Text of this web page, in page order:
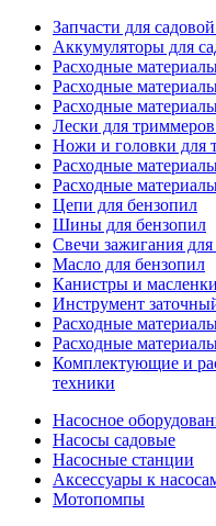
Запчасти для
Аккумуляторы для
Расходные
Расходные
Расходные
Лески для
Ножи и головки для
Расходные
Расходные
Цепи для бензопил
Шины для бензопил
Свечи зажигания
Масло для бензопил
Канистры и масленки
Инструмент
Расходные
Расходные
Комплектующие и
техники
Насосное
Насосы садовые
Насосные станции
Аксессуары к
Мотопомпы